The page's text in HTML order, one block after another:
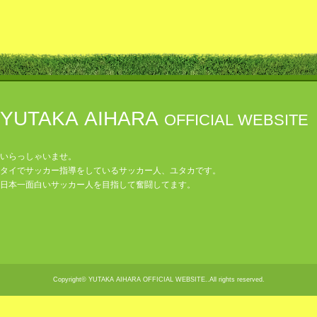
YUTAKA AIHARA OFFICIAL WEBSITE
いらっしゃいませ。
タイでサッカー指導をしているサッカー人、ユタカです。
日本一面白いサッカー人を目指して奮闘してます。
Copyright© YUTAKA AIHARA OFFICIAL WEBSITE..All rights reserved.